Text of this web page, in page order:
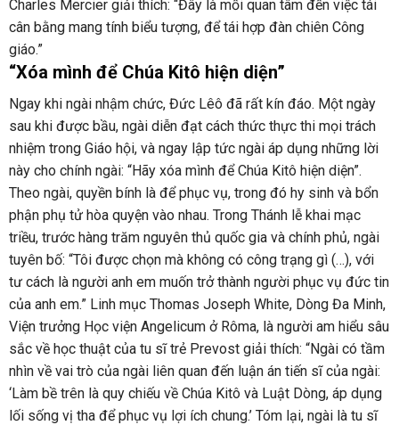
Charles Mercier giải thích: “Đây là mối quan tâm đến việc tái
cân bằng mang tính biểu tượng, để tái hợp đàn chiên Công
giáo.”
“Xóa mình để Chúa Kitô hiện diện”
Ngay khi ngài nhậm chức, Đức Lêô đã rất kín đáo. Một ngày
sau khi được bầu, ngài diễn đạt cách thức thực thi mọi trách
nhiệm trong Giáo hội, và ngay lập tức ngài áp dụng những lời
này cho chính ngài: “Hãy xóa mình để Chúa Kitô hiện diện”.
Theo ngài, quyền bính là để phục vụ, trong đó hy sinh và bổn
phận phụ tử hòa quyện vào nhau. Trong Thánh lễ khai mạc
triều, trước hàng trăm nguyên thủ quốc gia và chính phủ, ngài
tuyên bố: “Tôi được chọn mà không có công trạng gì (…), với
tư cách là người anh em muốn trở thành người phục vụ đức tin
của anh em.” Linh mục Thomas Joseph White, Dòng Đa Minh,
Viện trưởng Học viện Angelicum ở Rôma, là người am hiểu sâu
sắc về học thuật của tu sĩ trẻ Prevost giải thích: “Ngài có tầm
nhìn về vai trò của ngài liên quan đến luận án tiến sĩ của ngài:
‘Làm bề trên là quy chiếu về Chúa Kitô và Luật Dòng, áp dụng
lối sống vị tha để phục vụ lợi ích chung.’ Tóm lại, ngài là tu sĩ